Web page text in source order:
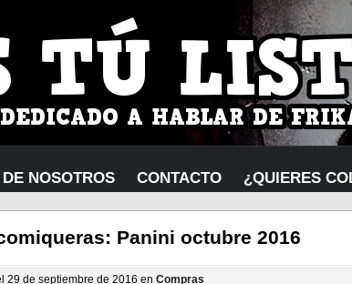
NOSOTROS CONTACTO ¿QUIERES
Panini octubre 2016
29 de septiembre de 2016 en Compras